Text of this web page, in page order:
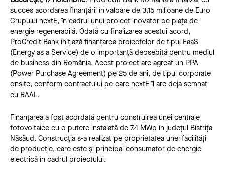
succes acordarea finanțării în valoare de 3,15 milioane de Euro
Grupului nextE, în cadrul unui proiect inovator pe piața de
energie regenerabilă. Odată cu finalizarea acestui acord,
ProCredit Bank inițiază finanțarea proiectelor de tipul EaaS
(Energy as a Service) de o importanță deosebită pentru mediul
de business din România. Acest proiect are agreat un PPA
(Power Purchase Agreement) pe 25 de ani, de tipul corporate
onsite, conform contractului pe care nextE îl are deja semnat
cu RAAL.
Finanțarea a fost acordată pentru construirea unei centrale
fotovoltaice cu o putere instalată de 7.4 MWp în județul Bistrița
Năsăud. Construcția s-a realizat pe proprietatea unei facilități
de producție, care este și principal consumator de energie
electrică în cadrul proiectului.